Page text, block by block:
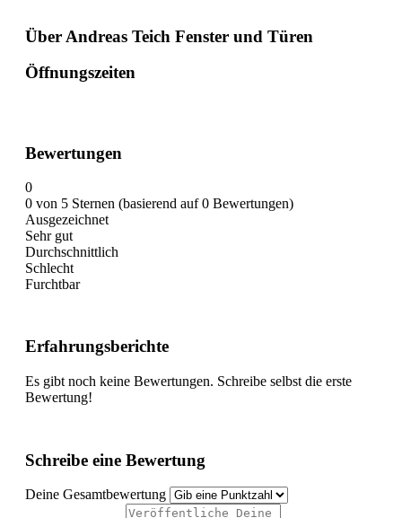
Über Andreas Teich Fenster und Türen
Öffnungszeiten
Bewertungen
0
0 von 5 Sternen (basierend auf 0 Bewertungen)
Ausgezeichnet
Sehr gut
Durchschnittlich
Schlecht
Furchtbar
Erfahrungsberichte
Es gibt noch keine Bewertungen. Schreibe selbst die erste
Bewertung!
Schreibe eine Bewertung
Deine Gesamtbewertung